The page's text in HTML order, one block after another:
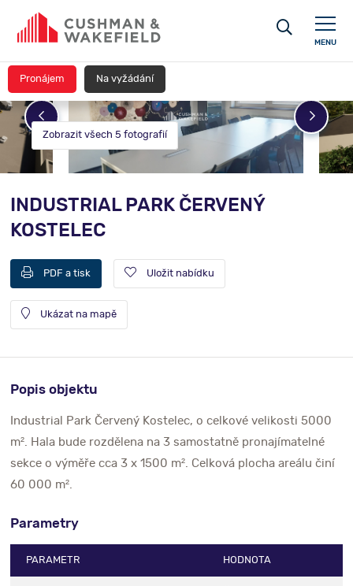
MENU
Zobrazit všech 5 fotografií
INDUSTRIAL PARK ČERVENÝ
KOSTELEC
PDF a tisk Uložit nabídku
Ukázat na mapě
Pronájem Na vyžádání
Popis objektu
Industrial Park Červený Kostelec, o celkové velikosti 5000
m². Hala bude rozdělena na 3 samostatně pronajímatelné
sekce o výměře cca 3 x 1500 m². Celková plocha areálu činí
60 000 m².
Parametry
PARAMETR HODNOTA